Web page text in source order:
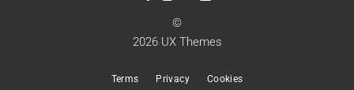
©
2026 UX Themes
Terms Privacy Cookies